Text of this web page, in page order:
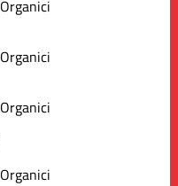
Organici
Organici
Organici
Organici